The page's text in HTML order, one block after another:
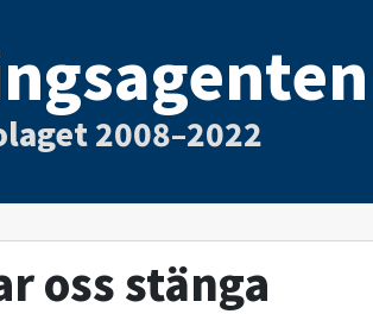
2008–2022
oss stänga